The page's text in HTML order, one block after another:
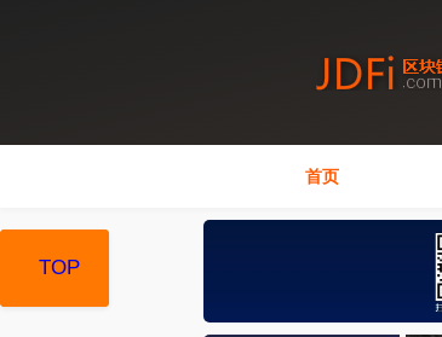
首页
TOP
TOP